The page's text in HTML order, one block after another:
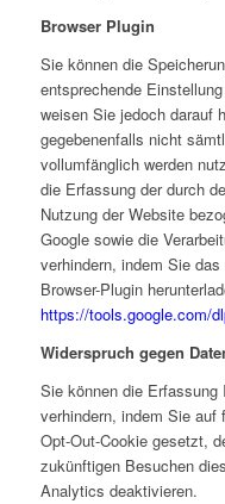
Browser Plugin
Sie können die
entsprechende
weisen Sie jedoch darauf
gegebenenfalls nicht
vollumfänglich werden
die Erfassung der durch
Nutzung der Website
Google sowie die
verhindern, indem Sie
Browser-Plugin
https://tools.google.com/
Widerspruch gegen
Sie können die
verhindern, indem Sie
Opt-Out-Cookie gesetzt,
zukünftigen Besuchen
Analytics deaktivieren.